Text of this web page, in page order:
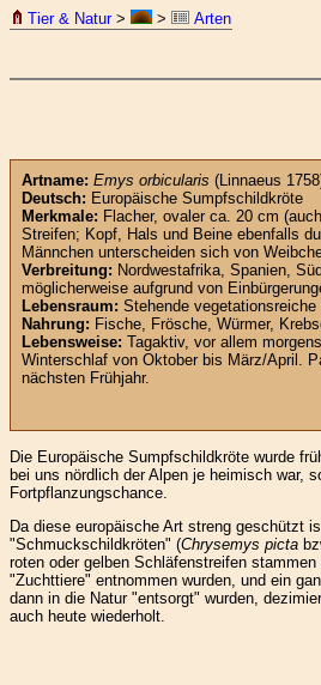
Tier & Natur> >
Arten
Artname: Emys orbicularis (Linnaeus
Deutsch: Europäische Sumpfschildkröte
Merkmale: Flacher, ovaler ca. 20 cm
Streifen; Kopf, Hals und Beine ebenfalls
Männchen unterscheiden sich von
Verbreitung: Nordwestafrika, Spanien,
möglicherweise aufgrund von
Lebensraum: Stehende
Nahrung: Fische, Frösche, Würmer,
Lebensweise: Tagaktiv, vor allem
Winterschlaf von Oktober bis März/April.
nächsten Frühjahr.
Die Europäische Sumpfschildkröte wurde
bei uns nördlich der Alpen je heimisch war,
Fortpflanzungschance.
Da diese europäische Art streng geschützt
"Schmuckschildkröten" (Chrysemys picta
roten oder gelben Schläfenstreifen
"Zuchttiere" entnommen wurden, und ein
dann in die Natur "entsorgt" wurden,
auch heute wiederholt.